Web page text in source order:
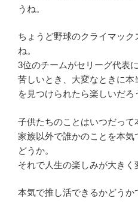
うね。
ちょうど野球のクライマック
ね。
3位のチームがセリーグ代表
苦しいとき、大変なときに本
を見つけられたら楽しいだろ
子供たちのことはいつだって
家族以外で誰かのことを本
どうか。
それで人生の楽しみが大きく
本気で推し活できるかどうか